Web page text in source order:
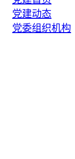
党建动态
党委组织机构